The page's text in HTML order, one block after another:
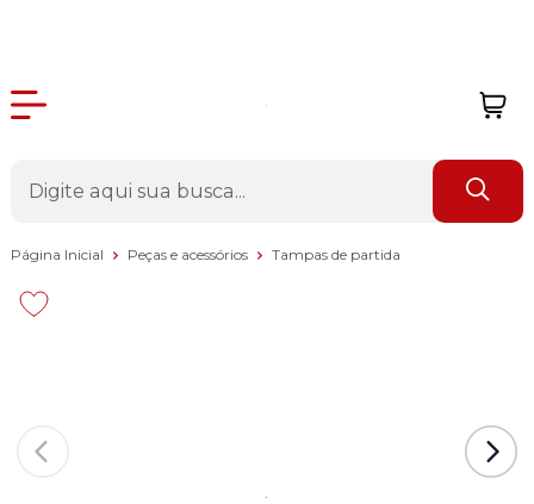
Página Inicial Peças e acessórios Tampas de partida